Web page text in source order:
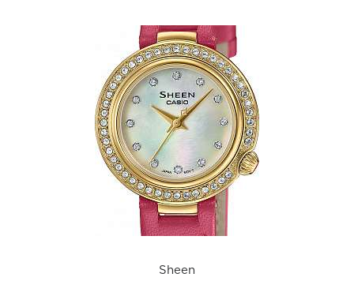
Sheen
SHE-4565GRL-7A
i
Sheen